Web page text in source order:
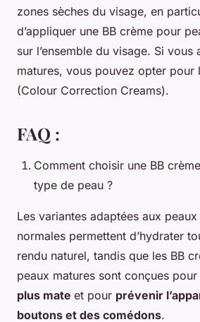
zones sèches du visage, en
d’appliquer une BB crème pour
sur l’ensemble du visage. Si vous
matures, vous pouvez opter pour
(Colour Correction Creams).
FAQ :
Comment choisir une BB
type de peau ?
Les variantes adaptées aux
normales permettent d’hydrater
rendu naturel, tandis que les BB
peaux matures sont conçues pour
plus mate et pour prévenir
boutons et des comédons.